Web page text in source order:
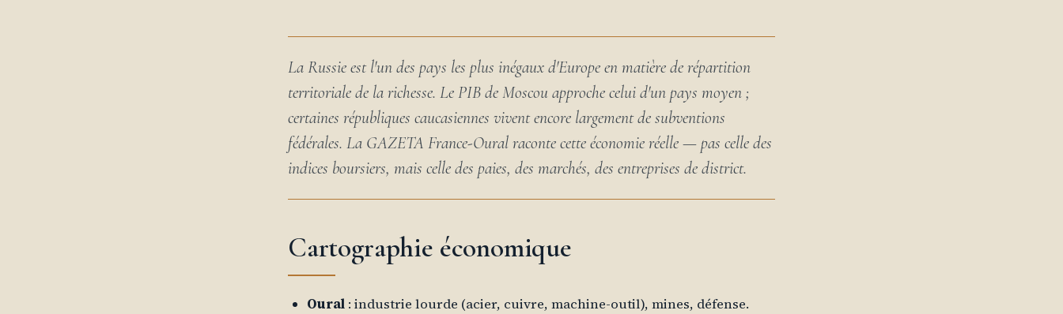
La Russie est l'un des pays les plus inégaux d'Europe en matière de répartition
territoriale de la richesse. Le PIB de Moscou approche celui d'un pays moyen ;
certaines républiques caucasiennes vivent encore largement de subventions
fédérales. La GAZETA France-Oural raconte cette économie réelle — pas celle des
indices boursiers, mais celle des paies, des marchés, des entreprises de district.
Cartographie économique
Oural: industrie lourde (acier, cuivre, machine-outil), mines, défense.